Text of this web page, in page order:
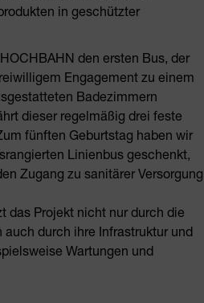
in geschützter
den ersten Bus, der
Engagement zu einem
Badezimmern
dieser regelmäßig drei feste
fünften Geburtstag haben wir
Linienbus geschenkt,
Zugang zu sanitärer Versorgung
das Projekt nicht nur durch die
auch durch ihre Infrastruktur und
Wartungen und